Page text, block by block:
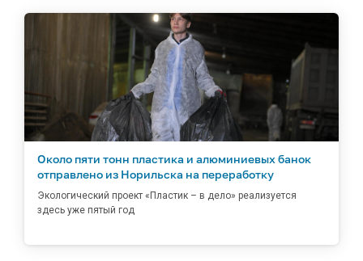
Около пяти тонн пластика и алюминиевых банок
отправлено из Норильска на переработку
Экологический проект «Пластик – в дело» реализуется
здесь уже пятый год